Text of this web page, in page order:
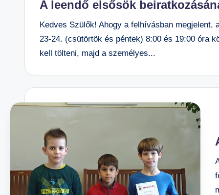
A leendő elsősök
Kedves Szülők! Ahogy a felhívásban
23-24. (csütörtök és péntek) 8:00 és 19:00 óra
kell tölteni, majd a személyes...